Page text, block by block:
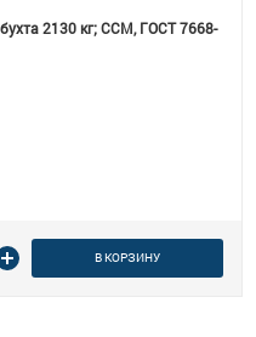
2130 кг; ССМ, ГОСТ 7668-
В КОРЗИНУ